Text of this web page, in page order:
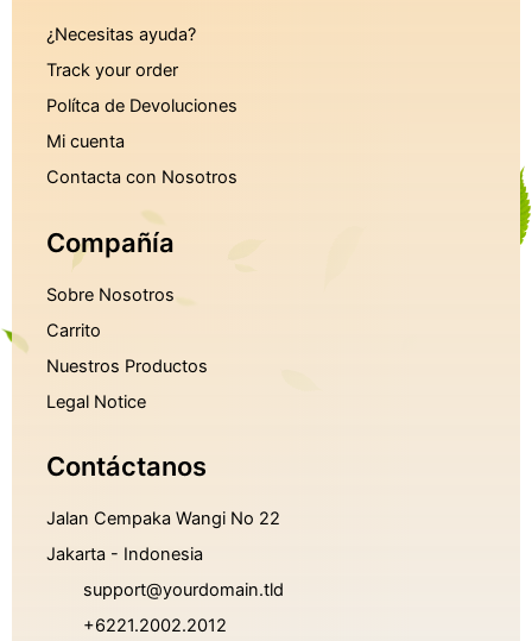
¿Necesitas ayuda?
Track your order
Polítca de Devoluciones
Mi cuenta
Contacta con Nosotros
Compañía
Sobre Nosotros
Carrito
Nuestros Productos
Legal Notice
Contáctanos
Jalan Cempaka Wangi No 22
Jakarta - Indonesia
support@yourdomain.tld
+6221.2002.2012